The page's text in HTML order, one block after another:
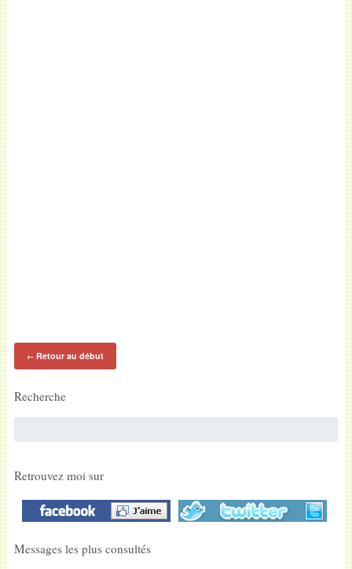
←Retour au début
Recherche
Retrouvez moi sur
Messages les plus consultés